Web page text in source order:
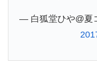
— 白狐堂ひや@夏